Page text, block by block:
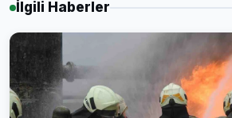
İlgili Haberler